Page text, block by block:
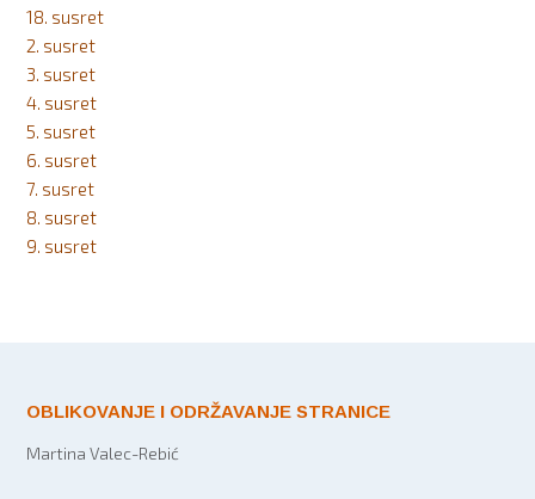
18. susret
2. susret
3. susret
4. susret
5. susret
6. susret
7. susret
8. susret
9. susret
OBLIKOVANJE I ODRŽAVANJE STRANICE
Martina Valec-Rebić